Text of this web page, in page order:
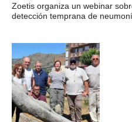
Zoetis organiza un webinar
detección temprana de